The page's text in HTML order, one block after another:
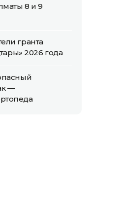
8 и 9
гранта
2026 года
—